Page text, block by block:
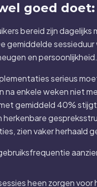
goed
bereid zijn
gemiddelde
en persoonlijkheid.
serieus
na enkele weken niet
gemiddeld 40%
herkenbare
zien vaker
heen zorgen